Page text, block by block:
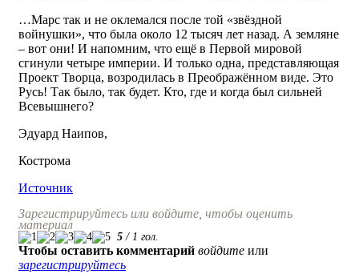
…Марс так и не оклемался после той «звёздной
войнушки», что была около 12 тысяч лет назад. А земляне
– вот они! И напомним, что ещё в Первой мировой
сгинули четыре империи. И только одна, представляющая
Проект Творца, возродилась в Преображённом виде. Это
Русь! Так было, так будет. Кто, где и когда был сильней
Всевышнего?
Эдуард Наипов,
Кострома
Источник
Зарегистрируйтесь или войдите, чтобы оценить
материал
5 / 1 гол.
Чтобы оставить комментарий войдите или
зарегистрируйтесь